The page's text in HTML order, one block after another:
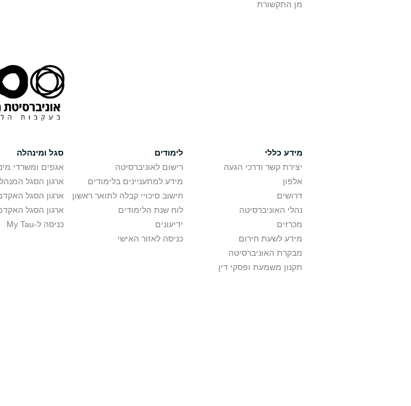
מן התקשורת
מידע כללי
יצירת קשר ודרכי הגעה
אלפון
דרושים
נהלי האוניברסיטה
מכרזים
מידע לשעת חירום
מבקרת האוניברסיטה
תקנון משמעת ופסקי דין
לימודים
רישום לאוניברסיטה
מידע למתעניינים בלימודים
חישוב סיכויי קבלה לתואר ראשון
לוח שנת הלימודים
ידיעונים
כניסה לאזור האישי
סגל ומינהלה
אגפים ומשרדי
ארגון הסגל
ארגון הסגל
ארגון הסגל
כניסה ל-My Tau